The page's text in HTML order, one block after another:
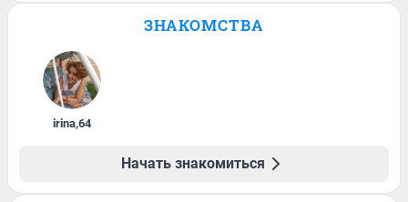
ЗНАКОМСТВА
irina,64
Начать знакомиться